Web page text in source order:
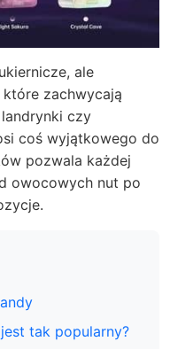
ale
które zachwycają
czy
coś wyjątkowego do
pozwala każdej
owocowych nut po
tak popularny?